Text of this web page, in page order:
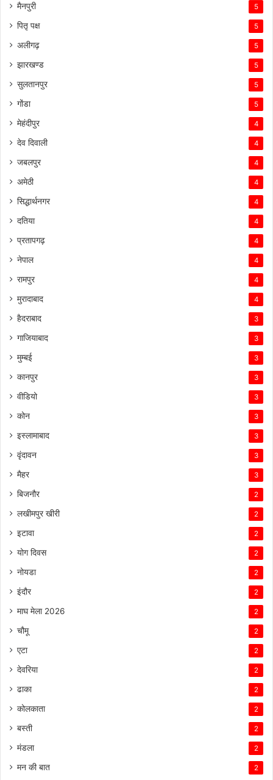
मैनपुरी 5
पितृ पक्ष 5
अलीगढ़ 5
झारखण्ड 5
सुलतानपुर 5
गोंडा 5
मेहंदीपुर 4
देव दिवाली 4
जबलपुर 4
अमेठी 4
सिद्धार्थनगर 4
दतिया 4
प्रतापगढ़ 4
नेपाल 4
रामपुर 4
मुरादाबाद 4
हैदराबाद 3
गाजियाबाद 3
मुम्बई 3
कानपुर 3
वीडियो 3
कोन 3
इस्लामाबाद 3
वृंदावन 3
मैहर 3
बिजनौर 2
लखीमपुर खीरी 2
इटावा 2
योग दिवस 2
नोयडा 2
इंदौर 2
माघ मेला 2026 2
चौमू 2
एटा 2
देवरिया 2
ढाका 2
कोलकाता 2
बस्ती 2
मंडला 2
मन की बात 2